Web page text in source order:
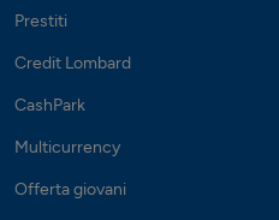
Prestiti
Credit Lombard
CashPark
Multicurrency
Offerta giovani